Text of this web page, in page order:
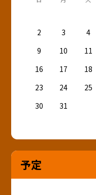
2
3 4
9
10 11
16
17 18
23
24 25
30
31
予定